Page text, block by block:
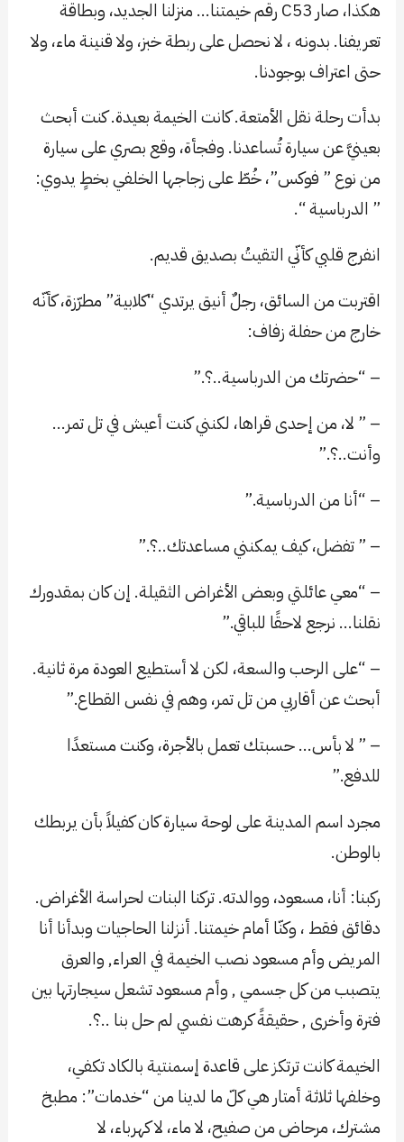
هكذا، صار C53 رقم خيمتنا… منزلنا الجديد، وبطاقة
تعريفنا. بدونه ، لا نحصل على ربطة خبز، ولا قنينة ماء، ولا
حتى اعتراف بوجودنا.
بدأت رحلة نقل الأمتعة. كانت الخيمة بعيدة. كنت أبحث
بعينيَّ عن سيارة تُساعدنا. وفجأة، وقع بصري على سيارة
من نوع ” فوكس”، خُطّ على زجاجها الخلفي بخطٍ يدوي:
” الدرباسية “.
انفرج قلبي كأنّي التقيتُ بصديق قديم.
اقتربت من السائق، رجلٌ أنيق يرتدي “كلابية” مطرّزة، كأنّه
خارج من حفلة زفاف:
– “حضرتك من الدرباسية..؟.”
– ” لا، من إحدى قراها، لكنني كنت أعيش في تل تمر…
وأنت..؟.”
– “أنا من الدرباسية.”
– ” تفضل، كيف يمكنني مساعدتك..؟.”
– “معي عائلتي وبعض الأغراض الثقيلة. إن كان بمقدورك
نقلنا… نرجع لاحقًا للباقي.”
– “على الرحب والسعة، لكن لا أستطيع العودة مرة ثانية.
أبحث عن أقاربي من تل تمر، وهم في نفس القطاع.”
– ” لا بأس… حسبتك تعمل بالأجرة، وكنت مستعدًا
للدفع.”
مجرد اسم المدينة على لوحة سيارة كان كفيلاً بأن يربطك
بالوطن.
ركبنا: أنا، مسعود، ووالدته. تركنا البنات لحراسة الأغراض.
دقائق فقط ، وكنّا أمام خيمتنا. أنزلنا الحاجيات وبدأنا أنا
المريض وأم مسعود نصب الخيمة في العراء, والعرق
يتصبب من كل جسمي , وأم مسعود تشعل سيجارتها بين
فترة وأخرى , حقيقةً كرهت نفسي لم حل بنا ..؟.
الخيمة كانت ترتكز على قاعدة إسمنتية بالكاد تكفي،
وخلفها ثلاثة أمتار هي كلّ ما لدينا من “خدمات”: مطبخ
مشترك، مرحاض من صفيح، لا ماء، لا كهرباء، لا